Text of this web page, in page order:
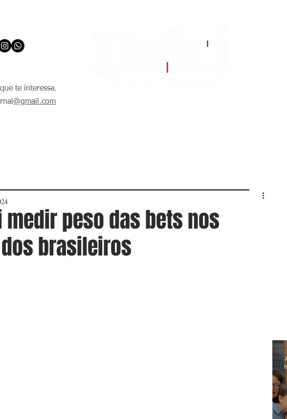
te interessa.
@gmail.com
medir peso das bets nos
brasileiros